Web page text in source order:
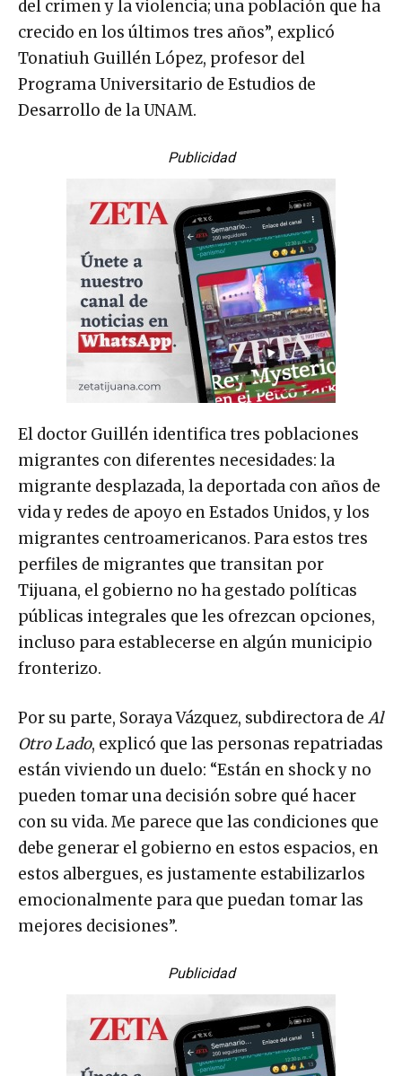
del crimen y la violencia; una población que ha
crecido en los últimos tres años”, explicó
Tonatiuh Guillén López, profesor del
Programa Universitario de Estudios de
Desarrollo de la UNAM.
Publicidad
El doctor Guillén identifica tres poblaciones
migrantes con diferentes necesidades: la
migrante desplazada, la deportada con años de
vida y redes de apoyo en Estados Unidos, y los
migrantes centroamericanos. Para estos tres
perfiles de migrantes que transitan por
Tijuana, el gobierno no ha gestado políticas
públicas integrales que les ofrezcan opciones,
incluso para establecerse en algún municipio
fronterizo.
Por su parte, Soraya Vázquez, subdirectora de Al
Otro Lado, explicó que las personas repatriadas
están viviendo un duelo: “Están en shock y no
pueden tomar una decisión sobre qué hacer
con su vida. Me parece que las condiciones que
debe generar el gobierno en estos espacios, en
estos albergues, es justamente estabilizarlos
emocionalmente para que puedan tomar las
mejores decisiones”.
Publicidad